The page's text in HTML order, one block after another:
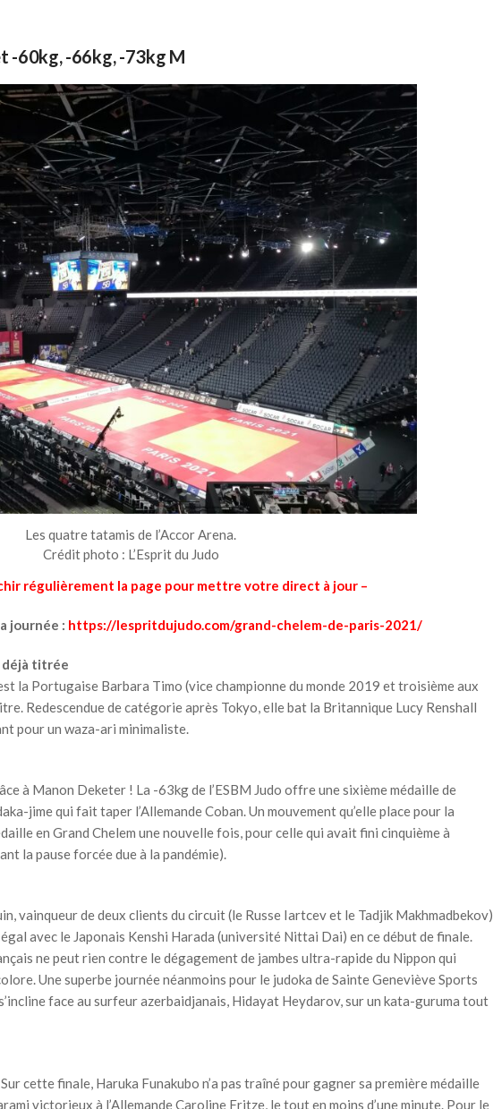
-60kg, -66kg, -73kg M
Les quatre tatamis de l’Accor Arena.
Crédit photo : L’Esprit du Judo
régulièrement la page pour mettre votre direct à jour –
journée : https://lespritdujudo.com/grand-chelem-de-paris-2021/
déjà titrée
la Portugaise Barbara Timo (vice championne du monde 2019 et troisième aux
Redescendue de catégorie après Tokyo, elle bat la Britannique Lucy Renshall
pour un waza-ari minimaliste.
à Manon Deketer ! La -63kg de l’ESBM Judo offre une sixième médaille de
jime qui fait taper l’Allemande Coban. Un mouvement qu’elle place pour la
en Grand Chelem une nouvelle fois, pour celle qui avait fini cinquième à
la pause forcée due à la pandémie).
vainqueur de deux clients du circuit (le Russe Iartcev et le Tadjik Makhmadbekov)
avec le Japonais Kenshi Harada (université Nittai Dai) en ce début de finale.
ne peut rien contre le dégagement de jambes ultra-rapide du Nippon qui
Une superbe journée néanmoins pour le judoka de Sainte Geneviève Sports
face au surfeur azerbaidjanais, Hidayat Heydarov, sur un kata-guruma tout
cette finale, Haruka Funakubo n’a pas traîné pour gagner sa première médaille
victorieux à l’Allemande Caroline Fritze, le tout en moins d’une minute. Pour le